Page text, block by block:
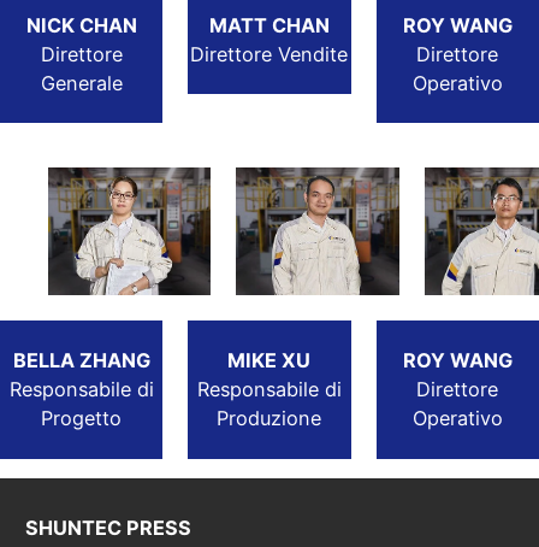
NICK CHAN
Direttore
Generale
MATT CHAN
Direttore Vendite
ROY WANG
Direttore
Operativo
BELLA ZHANG
Responsabile di
Progetto
MIKE XU
Responsabile di
Produzione
ROY WANG
Direttore
Operativo
SHUNTEC PRESS